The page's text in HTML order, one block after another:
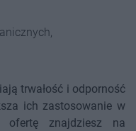
trwałość i odporność
ich zastosowanie w
ofertę znajdziesz na